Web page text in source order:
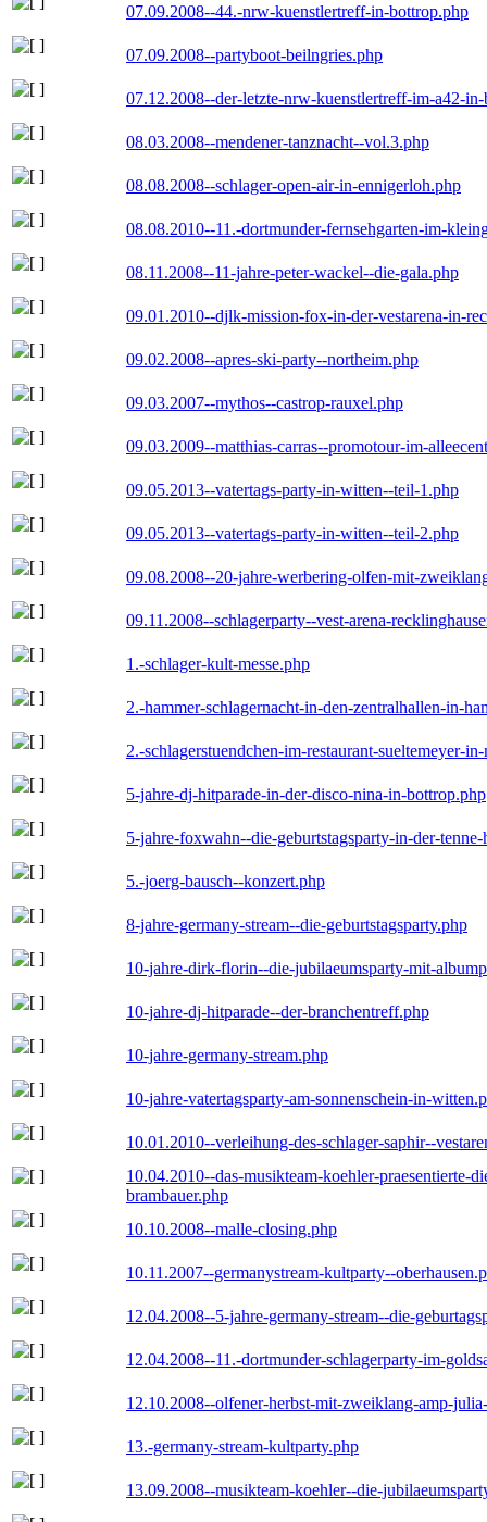
07.09.2008--44.-nrw-kuenstlertreff-in-bottrop.php
07.09.2008--partyboot-beilngries.php
07.12.2008--der-letzte-nrw-kuenstlertreff-im-a42-
08.03.2008--mendener-tanznacht--vol.3.php
08.08.2008--schlager-open-air-in-ennigerloh.php
08.08.2010--11.-dortmunder-fernsehgarten-im-
08.11.2008--11-jahre-peter-wackel--die-gala.php
09.01.2010--djlk-mission-fox-in-der-vestarena-in-
09.02.2008--apres-ski-party--northeim.php
09.03.2007--mythos--castrop-rauxel.php
09.03.2009--matthias-carras--promotour-im-
09.05.2013--vatertags-party-in-witten--teil-1.php
09.05.2013--vatertags-party-in-witten--teil-2.php
09.08.2008--20-jahre-werbering-olfen-mit-
09.11.2008--schlagerparty--vest-arena-
1.-schlager-kult-messe.php
2.-hammer-schlagernacht-in-den-zentralhallen-in-
2.-schlagerstuendchen-im-restaurant-sueltemeyer-
5-jahre-dj-hitparade-in-der-disco-nina-in-bottrop.php
5-jahre-foxwahn--die-geburtstagsparty-in-der-tenne-
5.-joerg-bausch--konzert.php
8-jahre-germany-stream--die-geburtstagsparty.php
10-jahre-dirk-florin--die-jubilaeumsparty-mit-
10-jahre-dj-hitparade--der-branchentreff.php
10-jahre-germany-stream.php
10-jahre-vatertagsparty-am-sonnenschein-in-
10.01.2010--verleihung-des-schlager-saphir--
10.04.2010--das-musikteam-koehler-praesentierte-
brambauer.php
10.10.2008--malle-closing.php
10.11.2007--germanystream-kultparty--
12.04.2008--5-jahre-germany-stream--die-
12.04.2008--11.-dortmunder-schlagerparty-im-
12.10.2008--olfener-herbst-mit-zweiklang-amp-
13.-germany-stream-kultparty.php
13.09.2008--musikteam-koehler--die-